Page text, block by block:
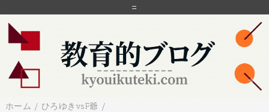
=
ホーム / ひろゆきvsF爺 /